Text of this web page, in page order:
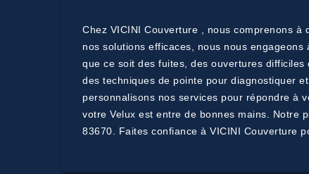
Chez VICINI Couverture , nous comprenons
nos solutions efficaces, nous nous
que ce soit des fuites, des ouvertures
des techniques de pointe pour diagnostiquer
personnalisons nos services pour répondre à
votre Velux est entre de bonnes mains. Notre
83670. Faites confiance à VICINI Couverture